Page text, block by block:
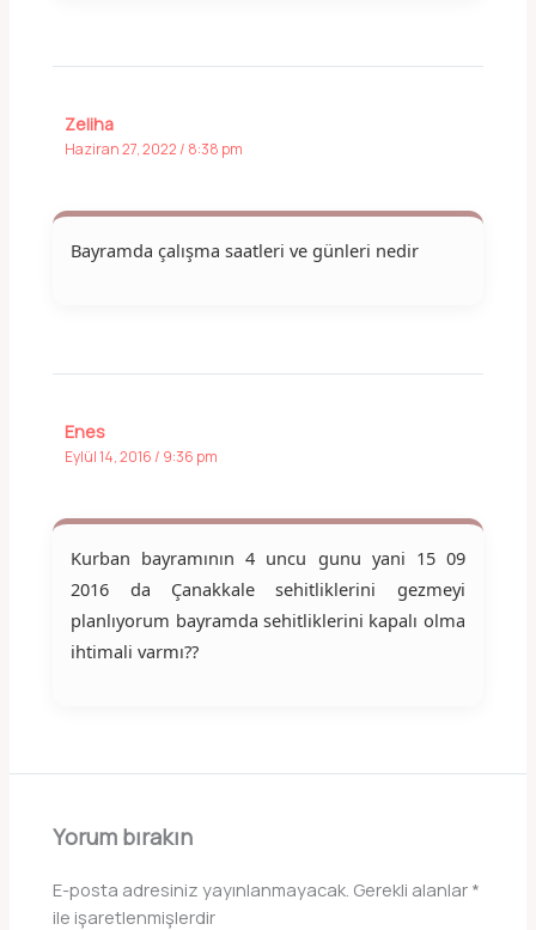
Zeliha
Haziran 27, 2022 / 8:38 pm
Bayramda çalışma saatleri ve günleri nedir
Enes
Eylül 14, 2016 / 9:36 pm
Kurban bayramının 4 uncu gunu yani 15 09
2016 da Çanakkale sehitliklerini gezmeyi
planlıyorum bayramda sehitliklerini kapalı olma
ihtimali varmı??
Yorum bırakın
E-posta adresiniz yayınlanmayacak. Gerekli alanlar *
ile işaretlenmişlerdir